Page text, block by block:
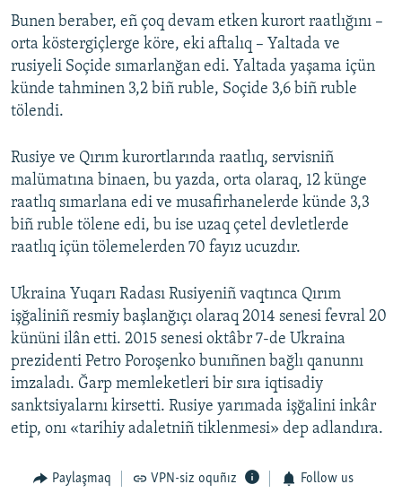
Bunen beraber, eñ çoq devam etken kurort raatlığını –
orta köstergiçlerge köre, eki aftalıq – Yaltada ve
rusiyeli Soçide sımarlanğan edi. Yaltada yaşama içün
künde tahminen 3,2 biñ ruble, Soçide 3,6 biñ ruble
tölendi.
Rusiye ve Qırım kurortlarında raatlıq, servisniñ
malümatına binaen, bu yazda, orta olaraq, 12 künge
raatlıq sımarlana edi ve musafirhanelerde künde 3,3
biñ ruble tölene edi, bu ise uzaq çetel devletlerde
raatlıq içün tölemelerden 70 fayız ucuzdır.
Ukraina Yuqarı Radası Rusiyeniñ vaqtınca Qırım
işğaliniñ resmiy başlanğıçı olaraq 2014 senesi fevral 20
kününi ilân etti. 2015 senesi oktâbr 7-de Ukraina
prezidenti Petro Poroşenko bunıñnen bağlı qanunnı
imzaladı. Ğarp memleketleri bir sıra iqtisadiy
sanktsiyalarnı kirsetti. Rusiye yarımada işğalini inkâr
etip, onı «tarihiy adaletniñ tiklenmesi» dep adlandıra.
Paylaşmaq VPN-siz oquñız Follow us